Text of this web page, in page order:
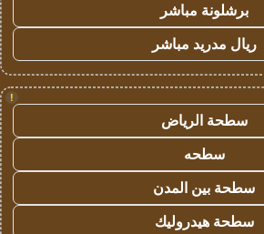
برشلونة مباشر
ريال مدريد مباشر
!
سطحة الرياض
سطحه
سطحة بين المدن
سطحة هيدروليك